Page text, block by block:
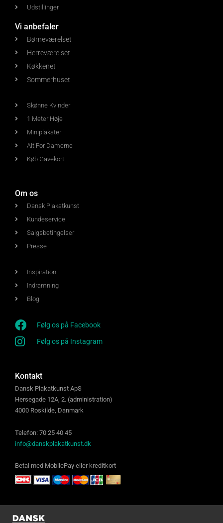
Udstillinger
Vi anbefaler
Børneværelset
Herreværelset
Køkkenet
Sommerhuset
Skønne Kvinder
1 Meter Høje
Miniplakater
Alt For Damerne
Køb Gavekort
Om os
Dansk Plakatkunst
Kundeservice
Salgsbetingelser
Presse
Inspiration
Indramning
Blog
Følg os på Facebook
Følg os på Instagram
Kontakt
Dansk Plakatkunst ApS
Hersegade 12A, 2. (administration)
4000 Roskilde, Danmark
Telefon: 70 25 40 45
info@danskplakatkunst.dk
Betal med MobilePay eller kreditkort